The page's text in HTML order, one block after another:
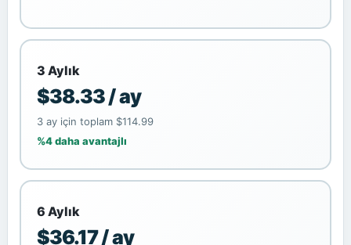
3 Aylık
$38.33 / ay
3 ay için toplam $114.99
%4 daha avantajlı
6 Aylık
$36.17 / ay